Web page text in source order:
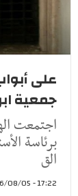
جمعية
اجتمعت
برئاسة
الق
17:22 - 2026/08/05